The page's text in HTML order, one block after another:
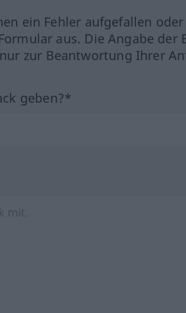
ein Fehler aufgefallen
aus. Die Angabe
zur Beantwortung Ihrer
geben?*